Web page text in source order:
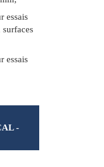
essais
essais
-